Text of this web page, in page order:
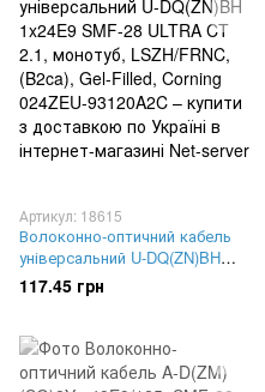
Артикул: 18615
Волоконно-оптичний кабель
універсальний U-DQ(ZN)BH
1x24E9 SMF-28 ULTRA CT 2.1,
монотуб, LSZH/FRNC, (B2ca),
93120A2C
117.45 грн